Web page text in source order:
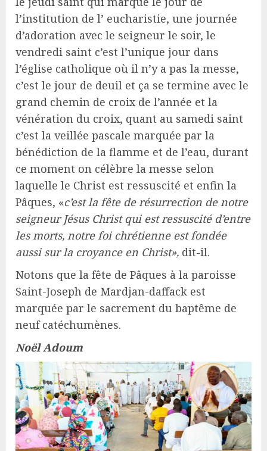
l’institution de l’ eucharistie, une journée
d’adoration avec le seigneur le soir, le
vendredi saint c’est l’unique jour dans
l’église catholique où il n’y a pas la messe,
c’est le jour de deuil et ça se termine avec le
grand chemin de croix de l’année et la
vénération du croix, quant au samedi saint
c’est la veillée pascale marquée par la
bénédiction de la flamme et de l’eau, durant
ce moment on célèbre la messe selon
laquelle le Christ est ressuscité et enfin la
Pâques, «c’est la fête de résurrection de notre
seigneur Jésus Christ qui est ressuscité d’entre
les morts, notre foi chrétienne est fondée
aussi sur la croyance en Christ», dit-il.
Notons que la fête de Pâques à la paroisse
Saint-Joseph de Mardjan-daffack est
marquée par le sacrement du baptême de
neuf catéchumènes.
Noël Adoum